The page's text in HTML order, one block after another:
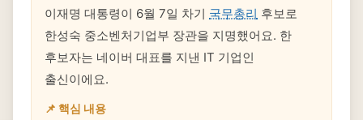
이재명 대통령이 6월 7일 차기 국무총리 후보로
한성숙 중소벤처기업부 장관을 지명했어요. 한
후보자는 네이버 대표를 지낸 IT 기업인
출신이에요.
📌 핵심 내용